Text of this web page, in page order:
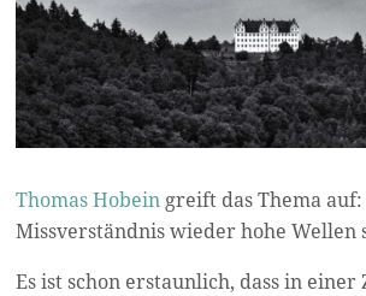
Thomas Hobein greift das Thema
Missverständnis wieder hohe Wellen
Es ist schon erstaunlich, dass in